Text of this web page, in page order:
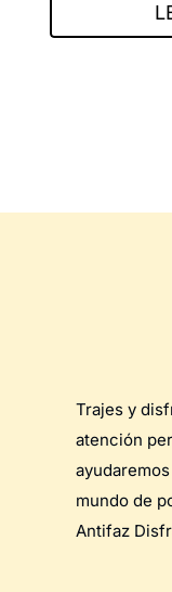
Trajes y
atención
mundo de
Antifaz